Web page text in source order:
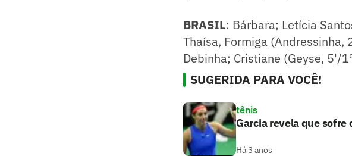
BRASIL: Bárbara; Letícia
Thaísa, Formiga
Debinha; Cristiane (Geyse, 5'/
SUGERIDA PARA VOCÊ!
tênis
Garcia revela que sofre
Há 3 anos